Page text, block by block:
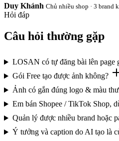
Duy Khánh Chủ nhiều shop · 3 brand
Hỏi đáp
Câu hỏi thường gặp
LOSAN có tự đăng bài lên page
Gói Free tạo được ảnh không?
Ảnh có gắn đúng logo & màu
Em bán Shopee / TikTok Shop,
Quản lý được nhiều brand hoặc
Ý tưởng và caption do AI tạo là